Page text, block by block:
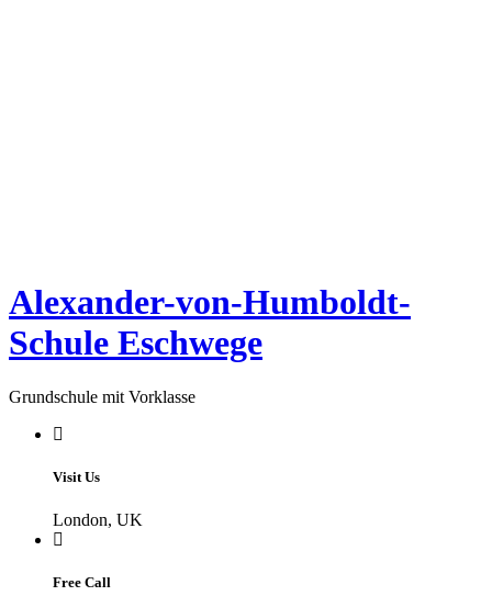
Alexander-von-Humboldt-
Schule Eschwege
Grundschule mit Vorklasse
Visit Us
London, UK
Free Call